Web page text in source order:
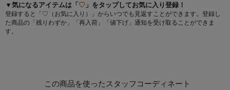
▼気になるアイテムは「♡ 」をタップしてお気に入り登録！
登録すると「♡（お気に入り）」からいつでも見返すことができます。登録し
た商品の「残りわずか」「再入荷」「値下げ」通知を受け取ることができま
す。
この商品を使ったスタッフコーディネート